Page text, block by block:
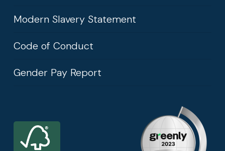
Modern Slavery Statement
Code of Conduct
Gender Pay Report